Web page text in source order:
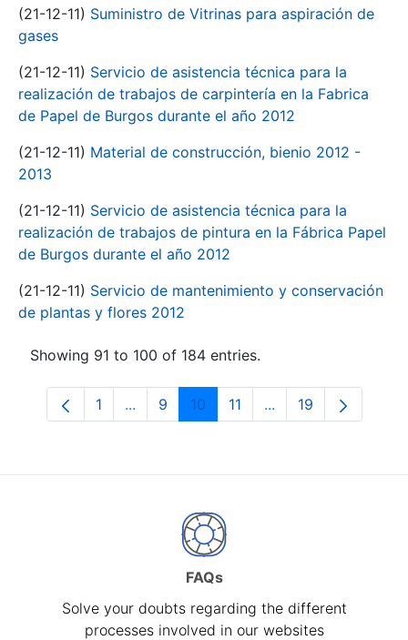
(21-12-11) Suministro de Vitrinas para aspiración de
gases
(21-12-11) Servicio de asistencia técnica para la
realización de trabajos de carpintería en la Fabrica
de Papel de Burgos durante el año 2012
(21-12-11) Material de construcción, bienio 2012 -
2013
(21-12-11) Servicio de asistencia técnica para la
realización de trabajos de pintura en la Fábrica Papel
de Burgos durante el año 2012
(21-12-11) Servicio de mantenimiento y conservación
de plantas y flores 2012
Showing 91 to 100 of 184 entries.
Page
1 ...Intermediate Pages Use TAB to
Page
9 Page
10 Page
11 ...Intermediate Pages
Page
19
FAQs
Solve your doubts regarding the different
processes involved in our websites